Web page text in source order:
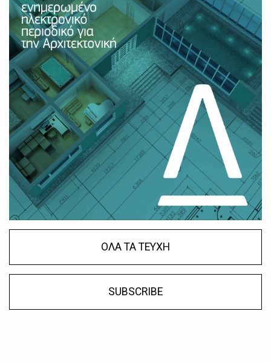
ΟΛΑ ΤΑ ΤΕΥΧΗ
SUBSCRIBE